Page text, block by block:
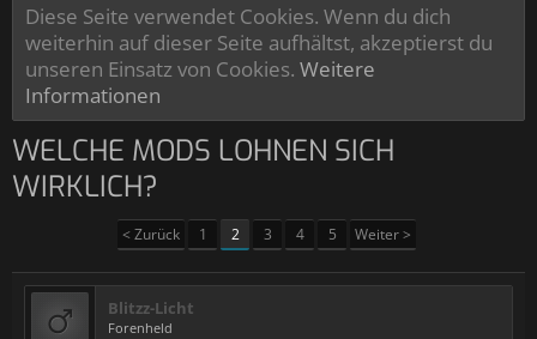
Diese Seite verwendet Cookies. Wenn du dich
weiterhin auf dieser Seite aufhältst, akzeptierst du
unseren Einsatz von Cookies. Weitere
Informationen
WELCHE MODS LOHNEN SICH
WIRKLICH?
< Zurück 1 2 3 4 5 Weiter >
Blitzz-Licht
Forenheld